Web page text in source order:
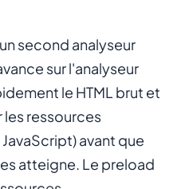
second analyseur
sur l'analyseur
le HTML brut et
ressources
avant que
atteigne. Le preload